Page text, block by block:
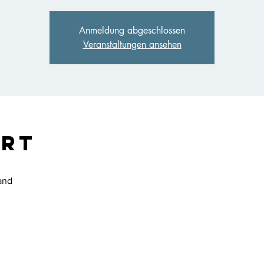
Anmeldung abgeschlossen
Veranstaltungen ansehen